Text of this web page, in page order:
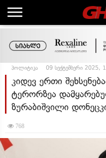
პოლიტიკა 09 სექტემბერი 2025,
კიდევ ერთი
ტერორზეა
ზურაბიშვილი
768